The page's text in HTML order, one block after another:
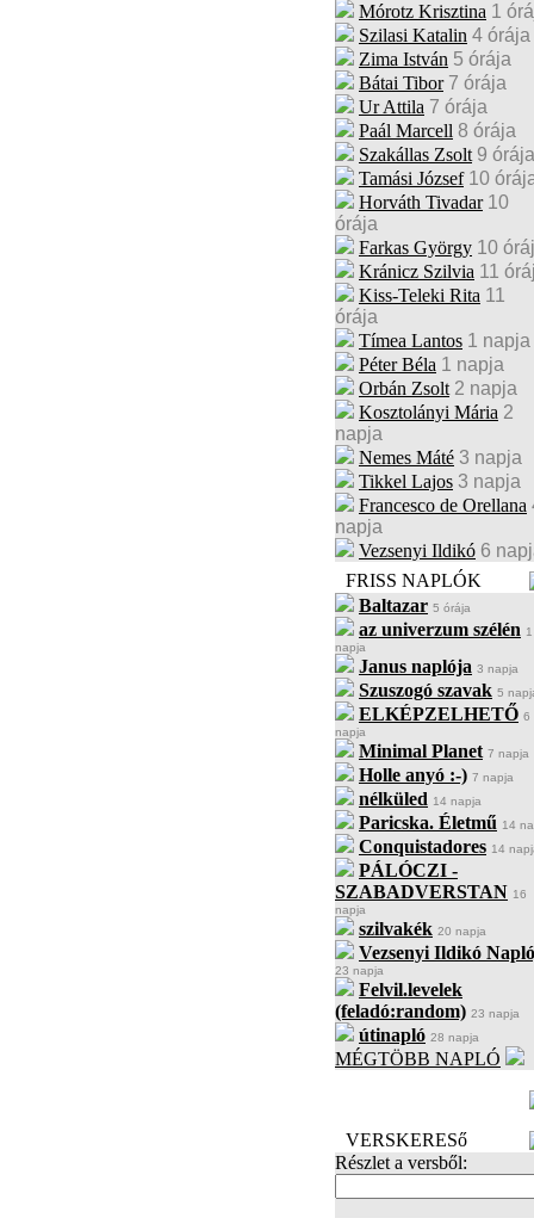
Mórotz Krisztina 1
Szilasi Katalin 4 órája
Zima István 5 órája
Bátai Tibor 7 órája
Ur Attila 7 órája
Paál Marcell 8 órája
Szakállas Zsolt 9 órája
Tamási József 10
Horváth Tivadar 10
órája
Farkas György 10
Kránicz Szilvia 11
Kiss-Teleki Rita 11
órája
Tímea Lantos 1 napja
Péter Béla 1 napja
Orbán Zsolt 2 napja
Kosztolányi Mária 2
napja
Nemes Máté 3 napja
Tikkel Lajos 3 napja
Francesco de Orellana
napja
Vezsenyi Ildikó 6
FRISS NAPLÓK
Baltazar 5 órája
az univerzum szélén 1
napja
Janus naplója 3 napja
Szuszogó szavak 5
ELKÉPZELHETŐ 6
napja
Minimal Planet 7 napja
Holle anyó :-) 7 napja
nélküled 14 napja
Paricska. Életmű 14
Conquistadores 14
PÁLÓCZI -
SZABADVERSTAN 16
napja
szilvakék 20 napja
Vezsenyi Ildikó
23 napja
Felvil.levelek
(feladó:random) 23 napja
útinapló 28 napja
MÉGTÖBB NAPLÓ
VERSKERESő
Részlet a versből: